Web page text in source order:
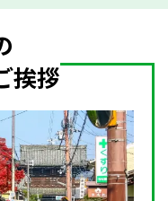
挨拶